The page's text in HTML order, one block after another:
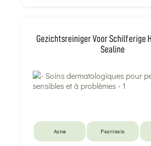
Gezichtsreiniger Voor Schilferige
Sealine
Acne Psoriasis